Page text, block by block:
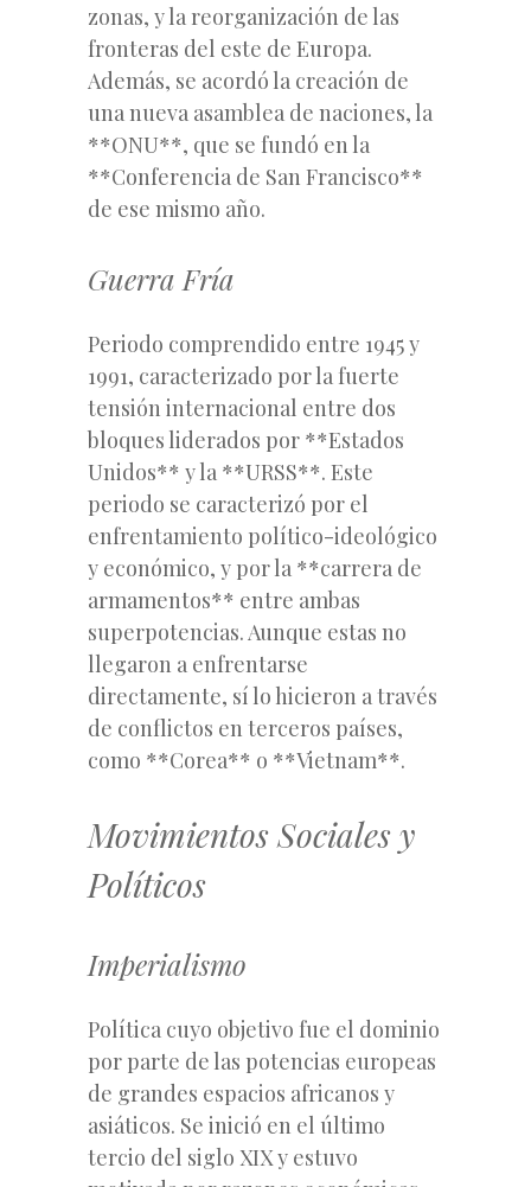
zonas, y la reorganización de las
fronteras del este de Europa.
Además, se acordó la creación de
una nueva asamblea de naciones, la
**ONU**, que se fundó en la
**Conferencia de San Francisco**
de ese mismo año.
Guerra Fría
Periodo comprendido entre 1945 y
1991, caracterizado por la fuerte
tensión internacional entre dos
bloques liderados por **Estados
Unidos** y la **URSS**. Este
periodo se caracterizó por el
enfrentamiento político-ideológico
y económico, y por la **carrera de
armamentos** entre ambas
superpotencias. Aunque estas no
llegaron a enfrentarse
directamente, sí lo hicieron a través
de conflictos en terceros países,
como **Corea** o **Vietnam**.
Movimientos Sociales y
Políticos
Imperialismo
Política cuyo objetivo fue el dominio
por parte de las potencias europeas
de grandes espacios africanos y
asiáticos. Se inició en el último
tercio del siglo XIX y estuvo